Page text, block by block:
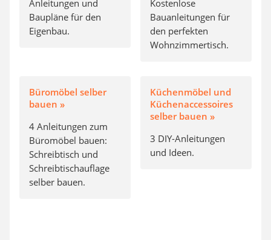
Anleitungen und
Baupläne für den
Eigenbau.
Kostenlose
Bauanleitungen für
den perfekten
Wohnzimmertisch.
Büromöbel selber
bauen »
4 Anleitungen zum
Büromöbel bauen:
Schreibtisch und
Schreibtischauflage
selber bauen.
Küchenmöbel und
Küchenaccessoires
selber bauen »
3 DIY-Anleitungen
und Ideen.